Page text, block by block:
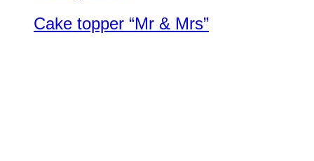
Cake topper “Mr & Mrs”